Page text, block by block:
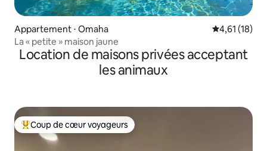
Appartement ⋅ Omaha Évaluation
4,61 (18)
La « petite » maison jaune
Location de maisons privées acceptant
les animaux
Coups de cœur voyageurs les plus appréciés
Coup de cœur voyageurs